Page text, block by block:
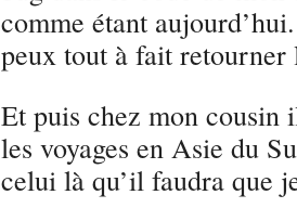
comme étant
peux tout à fait retourner
Et puis chez mon
les voyages en Asie du
celui là qu’il faudra que